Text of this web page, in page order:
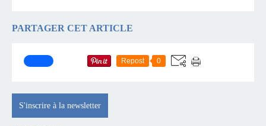
PARTAGER CET ARTICLE
Repost 0
S'inscrire à la newsletter